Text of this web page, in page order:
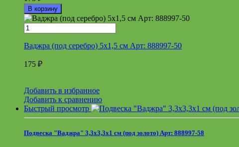
В корзину
Ваджра (под серебро) 5х1,5 см Арт: 888997-50
175 ₽
Добавить в избранное
Добавить к сравнению
Быстрый просмотр
Подвеска "Ваджра" 3,3х3,3х1 см (под золото) Арт: 888997-58